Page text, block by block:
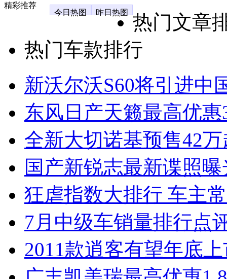
精彩推荐
今日热图
昨日热图
热门文章
热门车款排行
新沃尔沃S60将引进中
东风日产天籁最高优
全新大切诺基预售42
国产新锐志最新谍照
狂虐指数大排行 车主
7月中级车销量排行点
2011款逍客有望年底